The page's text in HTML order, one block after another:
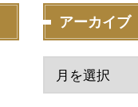
アーカイブ